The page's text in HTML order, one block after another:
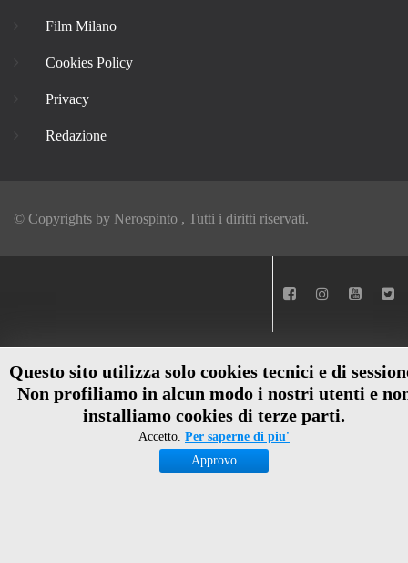
Questo sito utilizza solo cookies tecnici e di
Non profiliamo in alcun modo i nostri utenti e
installiamo cookies di terze parti.
Accetto. Per saperne di piu'
Approvo
Film Milano
Cookies Policy
Privacy
Redazione
© Copyrights by Nerospinto , Tutti i diritti riservati.